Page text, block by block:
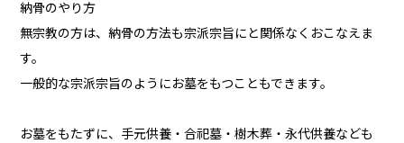
納骨のやり方
無宗教の方は、納骨の方法も宗派宗旨にと関係なくおこなえま
す。
一般的な宗派宗旨のようにお墓をもつこともできます。
お墓をもたずに、手元供養・合祀墓・樹木葬・永代供養なども